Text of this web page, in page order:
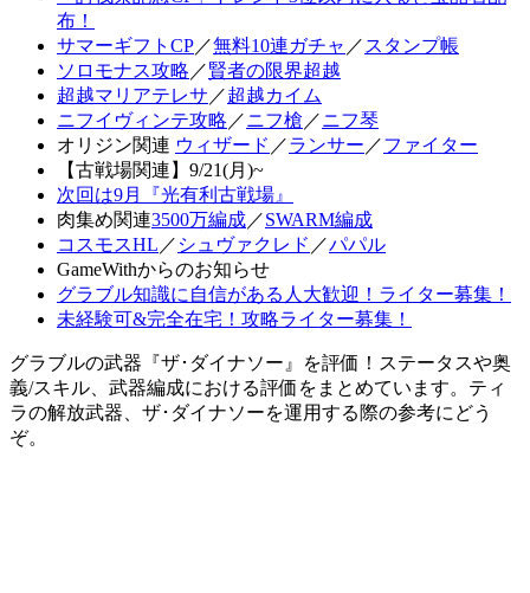
布！
サマーギフトCP／無料10連ガチャ ／ スタンプ帳
ソロモナス攻略 ／賢者の限界超越
超越マリアテレサ ／超越カイム
ニフイヴィンテ攻略 ／ニフ槍 ／ニフ琴
オリジン関連 ウィザード ／ランサー ／ファイター
【古戦場関連】9/21(月)~
次回は9月『光有利古戦場』
肉集め関連3500万編成／SWARM編成
コスモスHL ／ シュヴァクレド ／パパル
GameWithからのお知らせ
グラブル知識に自信がある人大歓迎！ライター募集！
未経験可&完全在宅！攻略ライター募集！
グラブルの武器『ザ･ダイナソー』を評価！ステータスや奥
義/スキル、武器編成における評価をまとめています。ティ
ラの解放武器、ザ･ダイナソーを運用する際の参考にどう
ぞ。